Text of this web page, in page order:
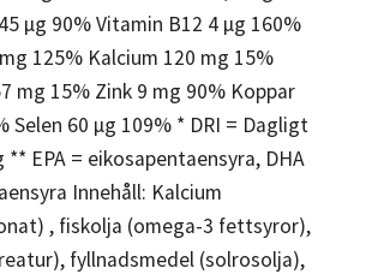
µg 90% Vitamin B12 4 µg 160%
125% Kalcium 120 mg 15%
mg 15% Zink 9 mg 90% Koppar
Selen 60 µg 109% * DRI = Dagligt
EPA = eikosapentaensyra, DHA
Innehåll: Kalcium
, fiskolja (omega-3 fettsyror),
fyllnadsmedel (solrosolja),